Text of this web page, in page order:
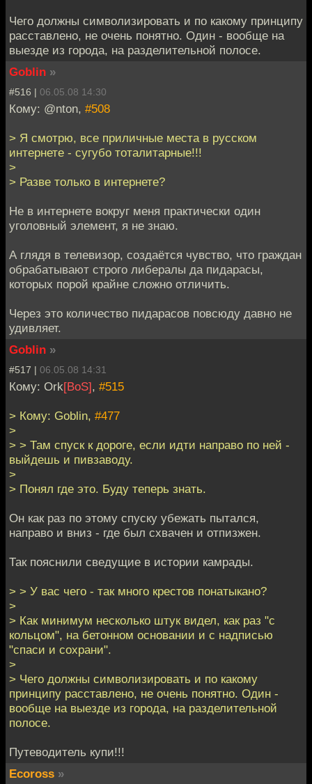
Чего должны символизировать и по какому принципу
расставлено, не очень понятно. Один - вообще на
выезде из города, на разделительной полосе.
Goblin »
#516 | 06.05.08 14:30
Кому: @nton, #508
> Я смотрю, все приличные места в русском
интернете - сугубо тоталитарные!!!
>
> Разве только в интернете?
Не в интернете вокруг меня практически один
уголовный элемент, я не знаю.
А глядя в телевизор, создаётся чувство, что граждан
обрабатывают строго либералы да пидарасы,
которых порой крайне сложно отличить.
Через это количество пидарасов повсюду давно не
удивляет.
Goblin »
#517 | 06.05.08 14:31
Кому: Ork[BoS], #515
> Кому: Goblin, #477
>
> > Там спуск к дороге, если идти направо по ней -
выйдешь и пивзаводу.
>
> Понял где это. Буду теперь знать.
Он как раз по этому спуску убежать пытался,
направо и вниз - где был схвачен и отпизжен.
Так пояснили сведущие в истории камрады.
> > У вас чего - так много крестов понатыкано?
>
> Как минимум несколько штук видел, как раз "с
кольцом", на бетонном основании и с надписью
"спаси и сохрани".
>
> Чего должны символизировать и по какому
принципу расставлено, не очень понятно. Один -
вообще на выезде из города, на разделительной
полосе.
Путеводитель купи!!!
Ecoross »